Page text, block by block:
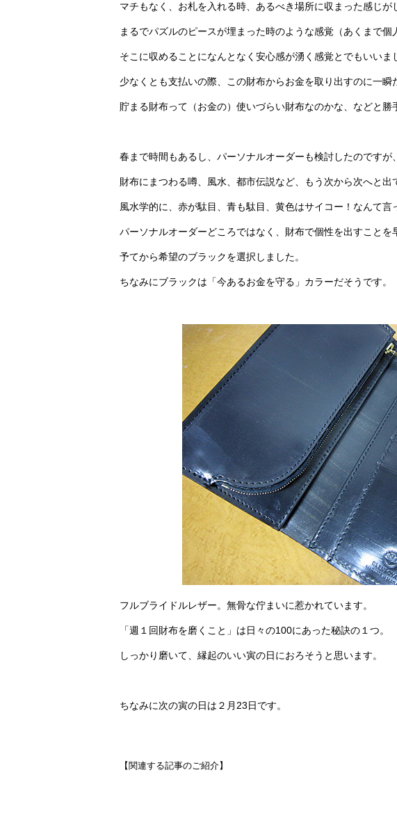
マチもなく、お札を入れる時、あるべき場所に収まった感じが
まるでパズルのピースが埋まった時のような感覚（あくまで個
そこに収めることになんとなく安心感が湧く感覚とでもいいま
少なくとも支払いの際、この財布からお金を取り出すのに一瞬
貯まる財布って（お金の）使いづらい財布なのかな、などと勝
春まで時間もあるし、パーソナルオーダーも検討したのですが、
財布にまつわる噂、風水、都市伝説など、もう次から次へと出
風水学的に、赤が駄目、青も駄目、黄色はサイコー！なんて言
パーソナルオーダーどころではなく、財布で個性を出すことを
予てから希望のブラックを選択しました。
ちなみにブラックは「今あるお金を守る」カラーだそうです。
フルブライドルレザー。無骨な佇まいに惹かれています。
「週１回財布を磨くこと」は日々の100にあった秘訣の１つ。
しっかり磨いて、縁起のいい寅の日におろそうと思います。
ちなみに次の寅の日は２月23日です。
【関連する記事のご紹介】